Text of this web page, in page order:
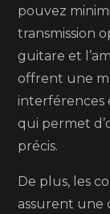
pouvez
transmission
guitare et
offrent une
interférences
qui permet
précis.
De plus, les
assurent une